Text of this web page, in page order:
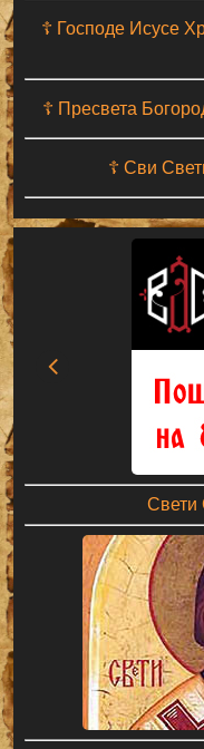
☦ Господе Исусе
☦ Пресвета
☦ Сви
Свети